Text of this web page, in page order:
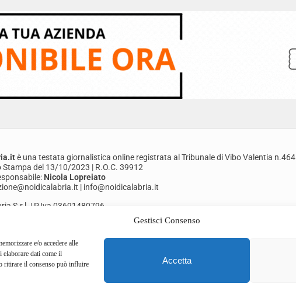
Gestisci Consenso
e/o accedere alle
elaborare dati come il
ritirare il consenso può influire
Accetta
è una testata giornalistica online registrata al Tribunale di Vibo Valentia n.464
Stampa del 13/10/2023 | R.O.C. 39912
Nicola Lopreiato
| info@noidicalabria.it
S.r.l. | P.Iva 03691480796
Policy Cookie Policy